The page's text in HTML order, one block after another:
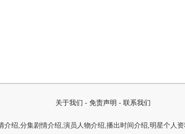
关于我们 - 免责声明 - 联系我们
介绍,分集剧情介绍,演员人物介绍,播出时间介绍,明星个人